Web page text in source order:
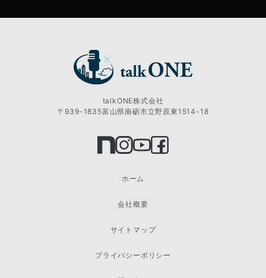
talkONE株式会社
〒939-1835富山県南砺市立野原東1514-18
ホーム
会社概要
サイトマップ
プライバシーポリシー